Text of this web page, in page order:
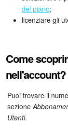
Siti e store
Dipendenti
del piano;
licenziare gli
Come
nell'account?
Puoi trovare il
sezione
Utenti.